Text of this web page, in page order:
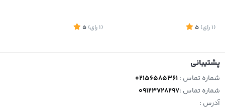
(1 رای)
5
(1 رای)
5
پشتیبانی
شماره تماس :02156585361
شماره تماس :09123728297
آدرس :